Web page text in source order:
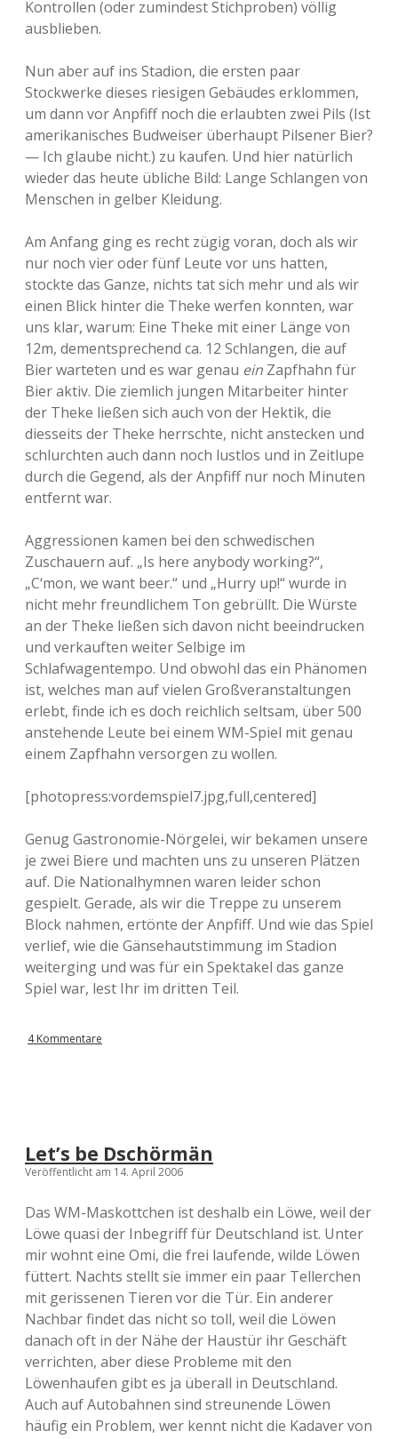
Kontrollen (oder zumindest Stichproben) völlig
ausblieben.
Nun aber auf ins Stadion, die ersten paar
Stockwerke dieses riesigen Gebäudes erklommen,
um dann vor Anpfiff noch die erlaubten zwei Pils (Ist
amerikanisches Budweiser überhaupt Pilsener Bier?
— Ich glaube nicht.) zu kaufen. Und hier natürlich
wieder das heute übliche Bild: Lange Schlangen von
Menschen in gelber Kleidung.
Am Anfang ging es recht zügig voran, doch als wir
nur noch vier oder fünf Leute vor uns hatten,
stockte das Ganze, nichts tat sich mehr und als wir
einen Blick hinter die Theke werfen konnten, war
uns klar, warum: Eine Theke mit einer Länge von
12m, dementsprechend ca. 12 Schlangen, die auf
Bier warteten und es war genau ein Zapfhahn für
Bier aktiv. Die ziemlich jungen Mitarbeiter hinter
der Theke ließen sich auch von der Hektik, die
diesseits der Theke herrschte, nicht anstecken und
schlurchten auch dann noch lustlos und in Zeitlupe
durch die Gegend, als der Anpfiff nur noch Minuten
entfernt war.
Aggressionen kamen bei den schwedischen
Zuschauern auf. „Is here anybody working?“,
„C‘mon, we want beer.“ und „Hurry up!“ wurde in
nicht mehr freundlichem Ton gebrüllt. Die Würste
an der Theke ließen sich davon nicht beeindrucken
und verkauften weiter Selbige im
Schlafwagentempo. Und obwohl das ein Phänomen
ist, welches man auf vielen Großveranstaltungen
erlebt, finde ich es doch reichlich seltsam, über 500
anstehende Leute bei einem WM-Spiel mit genau
einem Zapfhahn versorgen zu wollen.
[photopress:vordemspiel7.jpg,full,centered]
Genug Gastronomie-Nörgelei, wir bekamen unsere
je zwei Biere und machten uns zu unseren Plätzen
auf. Die Nationalhymnen waren leider schon
gespielt. Gerade, als wir die Treppe zu unserem
Block nahmen, ertönte der Anpfiff. Und wie das Spiel
verlief, wie die Gänsehautstimmung im Stadion
weiterging und was für ein Spektakel das ganze
Spiel war, lest Ihr im dritten Teil.
4 Kommentare
Let’s be Dschörmän
Veröffentlicht am 14. April 2006
Das WM-Maskottchen ist deshalb ein Löwe, weil der
Löwe quasi der Inbegriff für Deutschland ist. Unter
mir wohnt eine Omi, die frei laufende, wilde Löwen
füttert. Nachts stellt sie immer ein paar Tellerchen
mit gerissenen Tieren vor die Tür. Ein anderer
Nachbar findet das nicht so toll, weil die Löwen
danach oft in der Nähe der Haustür ihr Geschäft
verrichten, aber diese Probleme mit den
Löwenhaufen gibt es ja überall in Deutschland.
Auch auf Autobahnen sind streunende Löwen
häufig ein Problem, wer kennt nicht die Kadaver von